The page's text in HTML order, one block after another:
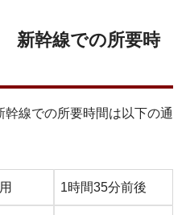
新幹線での所要時
線での所要時間は以下の通
1時間35分前後